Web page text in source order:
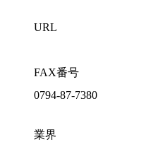
URL
FAX番号
0794-87-7380
業界